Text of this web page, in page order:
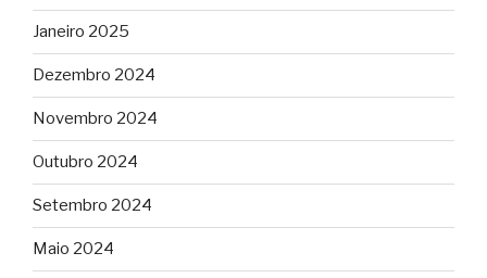
Janeiro 2025
Dezembro 2024
Novembro 2024
Outubro 2024
Setembro 2024
Maio 2024